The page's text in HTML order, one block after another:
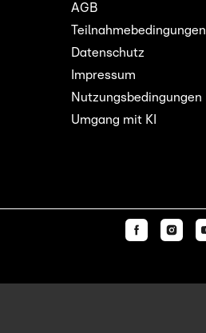
AGB
Teilnahmebedingungen
Datenschutz
Impressum
Nutzungsbedingungen
Umgang mit KI